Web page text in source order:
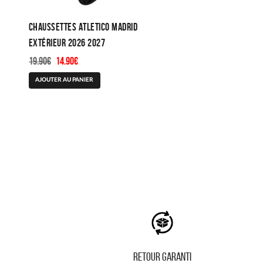
Chaussettes Atletico Madrid
Extérieur 2026 2027
19.90€ Le
prix
initial
14.90€Le
prix
actuel
AJOUTER AU PANIER
RETOUR GARANTI